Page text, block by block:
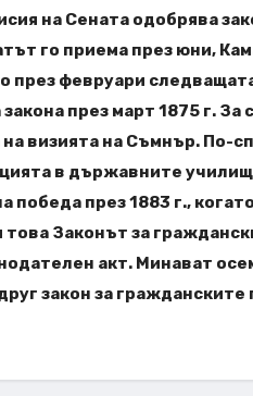
на Сената одобрява
го приема през юни,
през февруари
през март 1875 г. За
визията на Съмнър. По-
в държавните
победа през 1883 г.,
Законът за
акт. Минават
закон за гражданските